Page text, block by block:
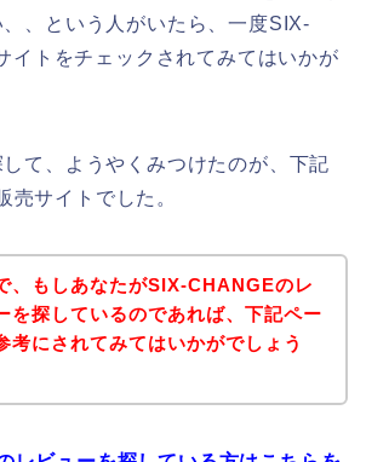
、という人がいたら、一度SIX-
イトをチェックされてみてはいかが
て、ようやくみつけたのが、下記
サイトでした。
、もしあなたがSIX-CHANGEのレ
を探しているのであれば、下記ペー
考にされてみてはいかがでしょう